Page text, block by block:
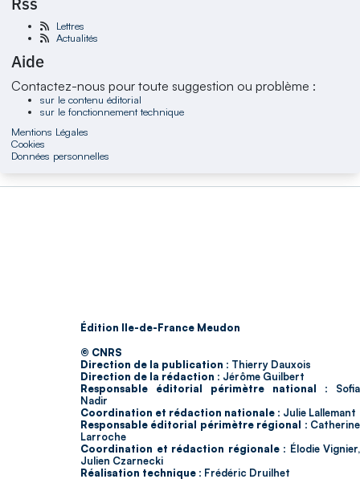
Lettres
Actualités
Aide
Contactez-nous pour toute suggestion ou problème :
sur le contenu éditorial
sur le fonctionnement technique
Mentions Légales
Cookies
Données personnelles
Édition Ile-de-France Meudon
© CNRS
Direction de la publication : Thierry Dauxois
Direction de la rédaction : Jérôme Guilbert
Responsable éditorial périmètre national : Sofia
Nadir
Coordination et rédaction nationale : Julie Lallemant
Responsable éditorial périmètre régional : Catherine
Larroche
Coordination et rédaction régionale : Élodie Vignier,
Julien Czarnecki
Réalisation technique : Frédéric Druilhet